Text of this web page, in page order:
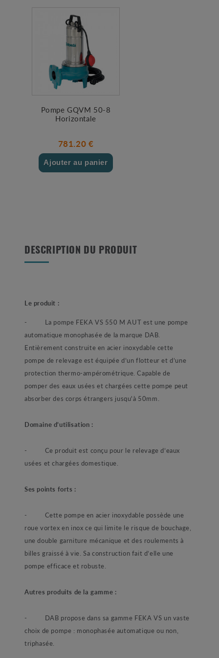
Pompe GQVM 50-8
Horizontale
781.20 €
Ajouter au panier
DESCRIPTION DU PRODUIT
Le produit :
- La pompe FEKA VS 550 M AUT est une pompe
automatique monophasée de la marque DAB.
Entièrement construite en acier inoxydable cette
pompe de relevage est équipée d’un flotteur et d’une
protection thermo-ampérométrique. Capable de
pomper des eaux usées et chargées cette pompe peut
absorber des corps étrangers jusqu'à 50mm.
Domaine d’utilisation :
- Ce produit est conçu pour le relevage d’eaux
usées et chargées domestique.
Ses points forts :
- Cette pompe en acier inoxydable possède une
roue vortex en inox ce qui limite le risque de bouchage,
une double garniture mécanique et des roulements à
billes graissé à vie. Sa construction fait d’elle une
pompe efficace et robuste.
Autres produits de la gamme :
- DAB propose dans sa gamme FEKA VS un vaste
choix de pompe : monophasée automatique ou non,
triphasée.